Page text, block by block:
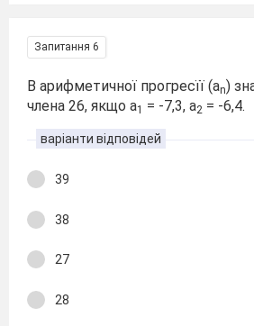
Запитання 6
В арифметичної прогресїї (аn)
члена 26, якщо а1 = -7,3, а2 = -6,4.
варіанти відповідей
39
38
27
28